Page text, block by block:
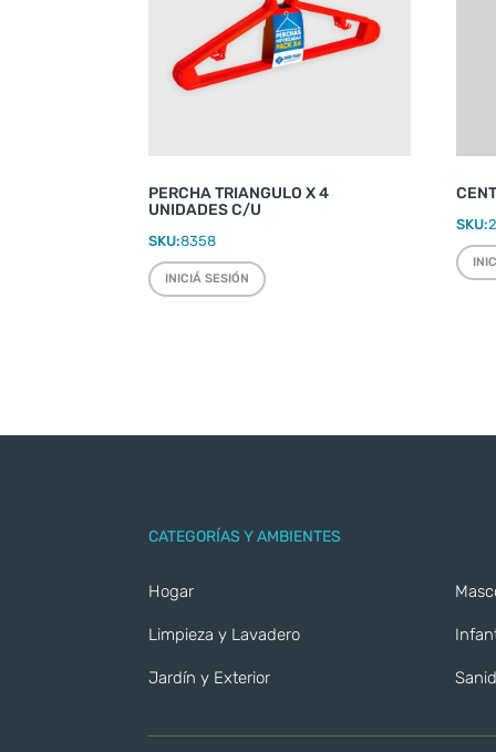
PERCHA TRIANGULO X 4
UNIDADES C/U
SKU:8358
INICIÁ SESIÓN
SKU:
CATEGORÍAS Y AMBIENTES
Hogar
Limpieza y Lavadero
Jardín y Exterior